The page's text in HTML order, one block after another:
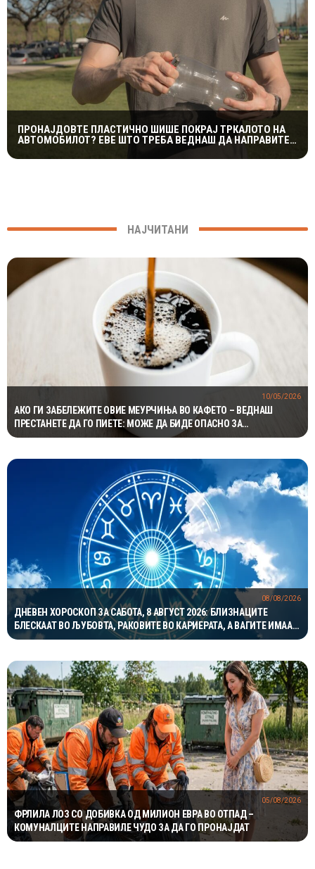
ПРОНАЈДОВТЕ ПЛАСТИЧНО ШИШЕ ПОКРАЈ ТРКАЛОТО НА
АВТОМОБИЛОТ? ЕВЕ ШТО ТРЕБА ВЕДНАШ ДА НАПРАВИТЕ
НАЈЧИТАНИ
АКО ГИ ЗАБЕЛЕЖИТЕ ОВИЕ МЕУРЧИЊА ВО КАФЕТО – ВЕДНАШ
ПРЕСТАНЕТЕ ДА ГО ПИЕТЕ: МОЖЕ ДА БИДЕ ОПАСНО ЗА
ЖЕЛУДНИКОТ
10/05/2026
ДНЕВЕН ХОРОСКОП ЗА САБОТА, 8 АВГУСТ 2026: БЛИЗНАЦИТЕ
БЛЕСКААТ ВО ЉУБОВТА, РАКОВИТЕ ВО КАРИЕРАТА, А ВАГИТЕ ИМААТ
ОДЛИЧЕН ДЕН ЗА ХАРМОНИЈА
08/08/2026
ФРЛИЛА ЛОЗ СО ДОБИВКА ОД МИЛИОН ЕВРА ВО ОТПАД –
КОМУНАЛЦИТЕ НАПРАВИЛЕ ЧУДО ЗА ДА ГО ПРОНАЈДАТ
05/08/2026